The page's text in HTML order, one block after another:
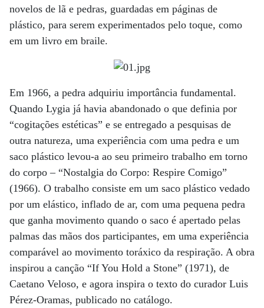
novelos de lã e pedras, guardadas em páginas de
plástico, para serem experimentados pelo toque, como
em um livro em braile.
Em 1966, a pedra adquiriu importância fundamental.
Quando Lygia já havia abandonado o que definia por
“cogitações estéticas” e se entregado a pesquisas de
outra natureza, uma experiência com uma pedra e um
saco plástico levou-a ao seu primeiro trabalho em torno
do corpo – “Nostalgia do Corpo: Respire Comigo”
(1966). O trabalho consiste em um saco plástico vedado
por um elástico, inflado de ar, com uma pequena pedra
que ganha movimento quando o saco é apertado pelas
palmas das mãos dos participantes, em uma experiência
comparável ao movimento toráxico da respiração. A obra
inspirou a canção “If You Hold a Stone” (1971), de
Caetano Veloso, e agora inspira o texto do curador Luis
Pérez-Oramas, publicado no catálogo.